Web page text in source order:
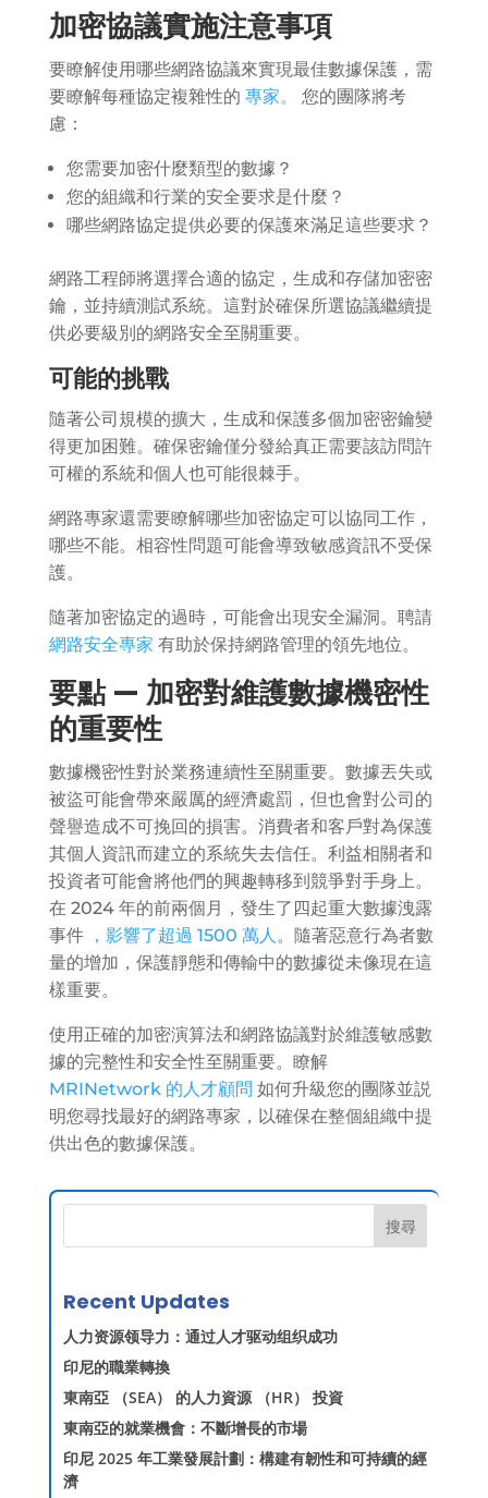
加密協議實施注意事項
要瞭解使用哪些網路協議來實現最佳數據保護，需
要瞭解每種協定複雜性的 專家。
您的團隊將考
慮：
您需要加密什麼類型的數據？
您的組織和行業的安全要求是什麼？
哪些網路協定提供必要的保護來滿足這些要求？
網路工程師將選擇合適的協定，生成和存儲加密密
鑰，並持續測試系統。這對於確保所選協議繼續提
供必要級別的網路安全至關重要。
可能的挑戰
隨著公司規模的擴大，生成和保護多個加密密鑰變
得更加困難。確保密鑰僅分發給真正需要該訪問許
可權的系統和個人也可能很棘手。
網路專家還需要瞭解哪些加密協定可以協同工作，
哪些不能。相容性問題可能會導致敏感資訊不受保
護。
隨著加密協定的過時，可能會出現安全漏洞。聘請
網路安全專家 有助於保持網路管理的領先地位。
要點 — 加密對維護數據機密性
的重要性
數據機密性對於業務連續性至關重要。數據丟失或
被盜可能會帶來嚴厲的經濟處罰，但也會對公司的
聲譽造成不可挽回的損害。消費者和客戶對為保護
其個人資訊而建立的系統失去信任。利益相關者和
投資者可能會將他們的興趣轉移到競爭對手身上。
在 2024 年的前兩個月，發生了四起重大數據洩露
事件 ，影響了超過 1500 萬人。隨著惡意行為者數
量的增加，保護靜態和傳輸中的數據從未像現在這
樣重要。
使用正確的加密演算法和網路協議對於維護敏感數
據的完整性和安全性至關重要。瞭解
MRINetwork 的人才顧問 如何升級您的團隊並説
明您尋找最好的網路專家，以確保在整個組織中提
供出色的數據保護。
搜尋
Recent Updates
人力资源领导力：通过人才驱动组织成功
印尼的職業轉換
東南亞 （SEA） 的人力資源 （HR） 投資
東南亞的就業機會：不斷增長的市場
印尼 2025 年工業發展計劃：構建有韌性和可持續的經
濟